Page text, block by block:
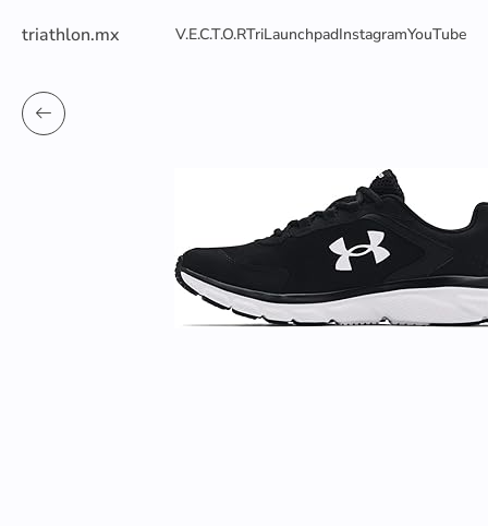
triathlon.mx V.E.C.T.O.RTriLaunchpadInstagramYouTube